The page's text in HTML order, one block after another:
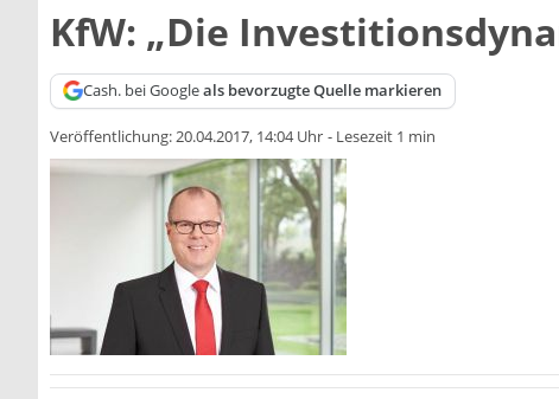
KfW: „Die
Cash. bei Googleals bevorzugte Quelle markieren
Veröffentlichung:20.04.2017, 14:04 Uhr - Lesezeit 1 min